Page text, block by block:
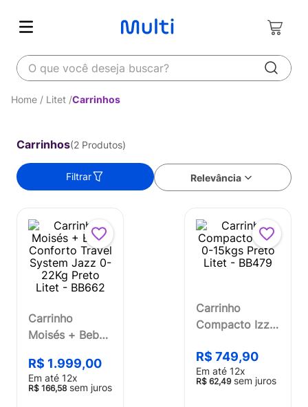
O que você deseja buscar?
Litet Carrinhos
Carrinhos 2 Produtos
Relevância
Filtrar
Carrinho
Moisés + Bebê
System Jazz 0-
22Kg Preto
R$ 1.999,00
Em até 12x
R$ 166,58sem juros
Carrinho
Compacto Izzy
Litet - BB479
R$ 749,90
Em até 12x
R$ 62,49sem juros